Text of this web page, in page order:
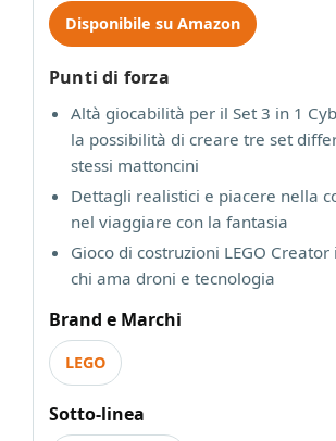
Disponibile su Amazon
Punti di forza
Altà giocabilità per il Set 3 in 1
la possibilità di creare tre set
stessi mattoncini
Dettagli realistici e piacere nella
nel viaggiare con la fantasia
Gioco di costruzioni LEGO
chi ama droni e tecnologia
Brand e Marchi
LEGO
Sotto-linea